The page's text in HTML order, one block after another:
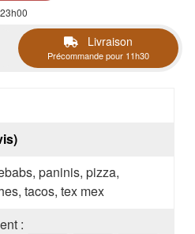
Livraison
Précommande pour 11h30
paninis, pizza,
tacos, tex mex
: